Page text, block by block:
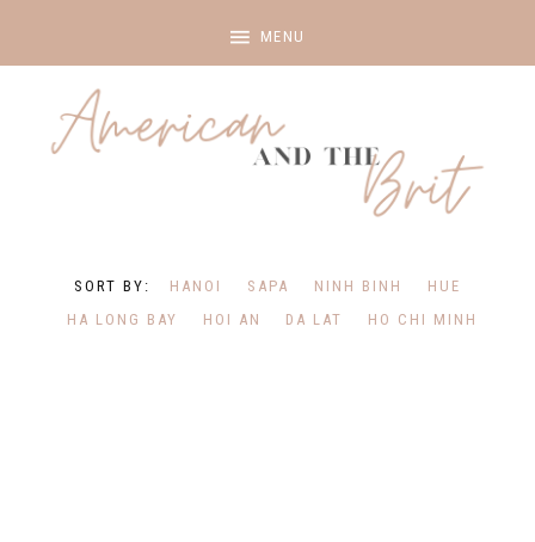
HANOI SAPA NINH BINH
HUE
HA LONG BAY
HOI AN DA LAT HO CHI MINH